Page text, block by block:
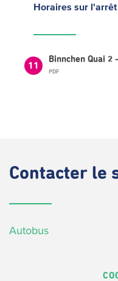
Horaires sur l'arrêt
11
Binnchen Quai 2
PDF
Contacter le
Autobus